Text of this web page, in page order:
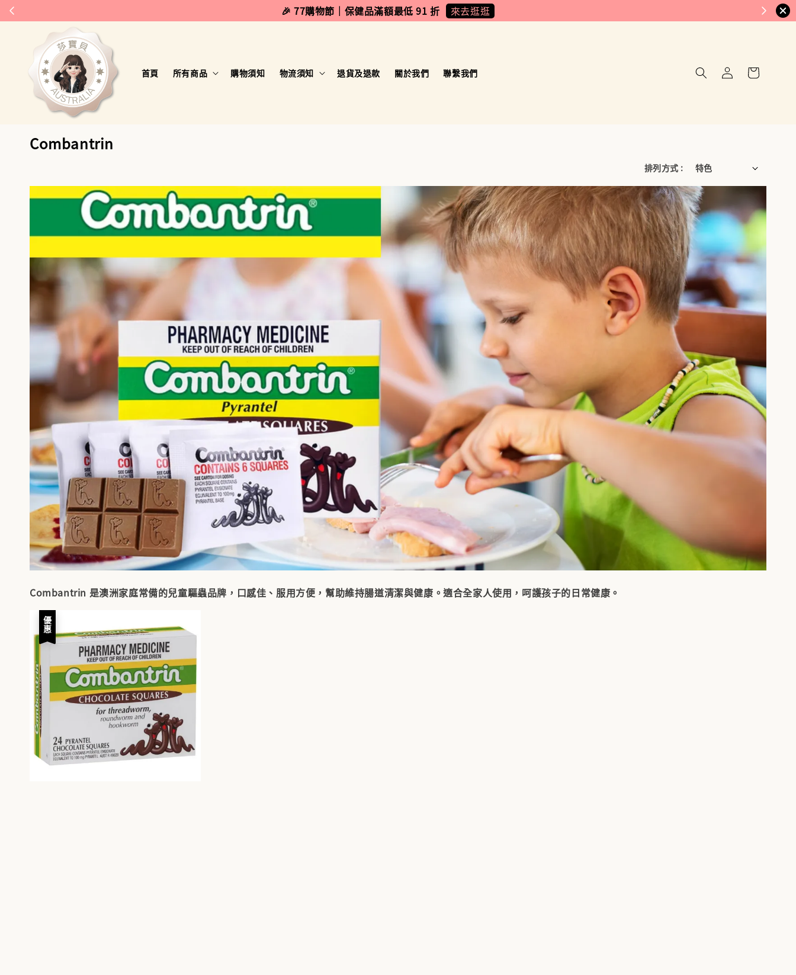
🎉 77購物節｜保健品滿額最低 91 折 來去逛逛
首頁 所有商品 購物須知 物流須知 退貨及退款 關於我們 聯繫我們
Combantrin
排列方式 :
Combantrin 是澳洲家庭常備的兒童驅蟲品牌，口感佳、服用方便，幫助維持腸道清潔與健康。適合全家人使用，呵護孩子的日常健康。
優惠